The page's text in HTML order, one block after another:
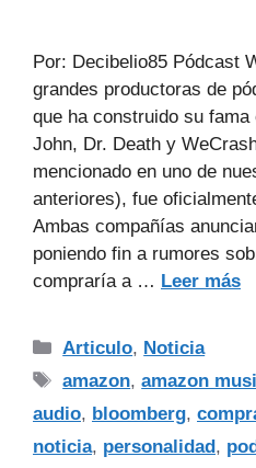
Por: Decibelio85 Pódcast
grandes productoras de
que ha construido su
John, Dr. Death y
mencionado en uno de
anteriores), fue
Ambas compañías
poniendo fin a rumores
compraría a … Leer más
Articulo, Noticia
amazon,amazon
audio, bloomberg,
noticia, personalidad,